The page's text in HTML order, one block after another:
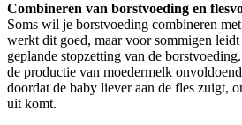
Combineren van borstvoeding en
Soms wil je borstvoeding combineren
werkt dit goed, maar voor sommigen leidt
geplande stopzetting van de
de productie van moedermelk
doordat de baby liever aan de fles zuigt,
uit komt.